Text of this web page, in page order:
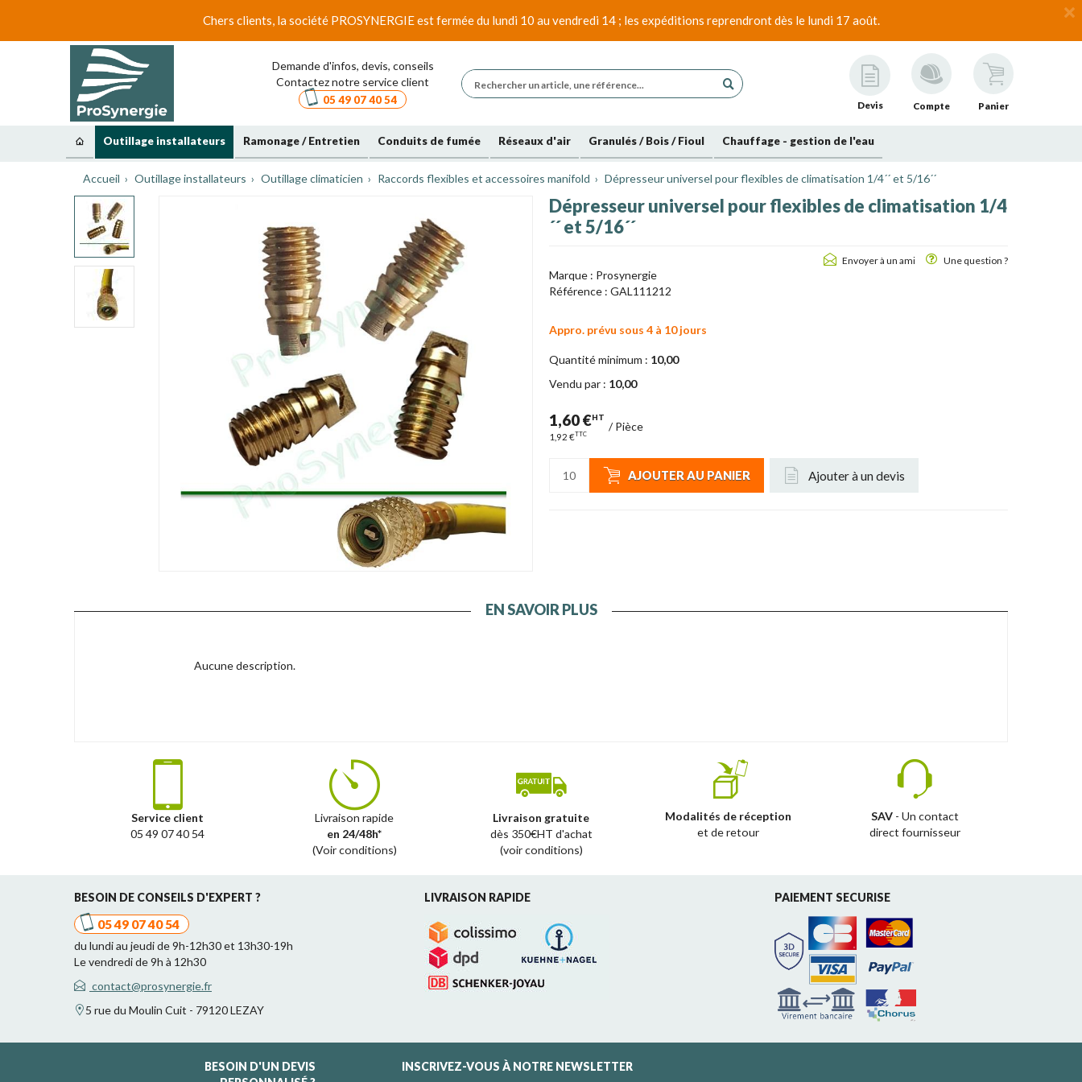
Chers clients, la société PROSYNERGIE est fermée du lundi 10 au vendredi 14 ; les expéditions reprendront dès le lundi 17 août.
Demande d'infos, devis, conseils
Contactez notre service client
05 49 07 40 54 Devis Compte Panier
Outillage installateurs Ramonage / Entretien Conduits de fumée Réseaux d'air Granulés / Bois / Fioul Chauffage - gestion de l'eau
Accueil Outillage installateurs Outillage climaticien Raccords flexibles et accessoires manifold Dépresseur universel pour flexibles de climatisation 1/4´´ et 5/16´´
Dépresseur universel pour flexibles de climatisation 1/4
´´ et 5/16´´
Envoyer à un ami Une question ?
Marque : Prosynergie
Référence : GAL111212
Appro. prévu sous 4 à 10 jours
Quantité minimum : 10,00
Vendu par : 10,00
1,60 €HT
1,92 €TTC
/Pièce
AJOUTER AU PANIER Ajouter à un devis
EN SAVOIR PLUS
Aucune description.
Service client
05 49 07 40 54
Livraison rapide
en 24/48h*
(Voir conditions)
Livraison gratuite
dès 350€HT d'achat
(voir conditions)
Modalités de réception
et de retour
SAV- Un contact
direct fournisseur
BESOIN DE CONSEILS D'EXPERT ?
05 49 07 40 54
du lundi au jeudi de 9h-12h30 et 13h30-19h
Le vendredi de 9h à 12h30
contact@prosynergie.fr
5 rue du Moulin Cuit - 79120 LEZAY
LIVRAISON RAPIDE PAIEMENT SECURISE
BESOIN D'UN DEVIS
INSCRIVEZ-VOUS À NOTRE NEWSLETTER